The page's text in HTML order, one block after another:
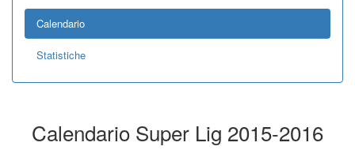
Calendario
Statistiche
Calendario Super Lig 2015-2016